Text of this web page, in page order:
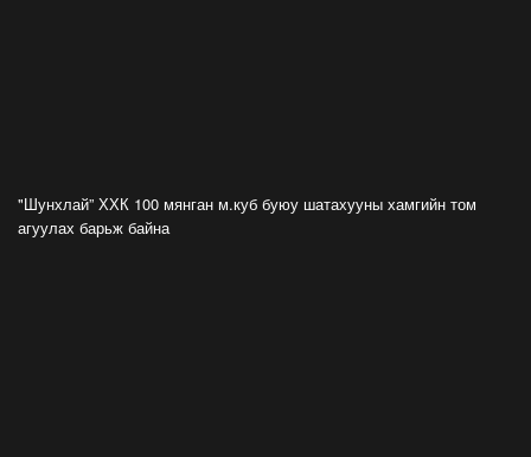
2026-07-21
"Шунхлай” ХХК 100 мянган м.куб буюу шатахууны хамгийн том
агуулах барьж байна